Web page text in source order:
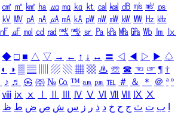
㎠ ㎡ ㎢ ㏊ ㎍ ㎎ ㎏ ㏏ ㎈ ㎉ ㏈ ㎧ ㎨ ㎰
㎸ ㎹ ㎀ ㎁ ㎂ ㎃ ㎄ ㎺ ㎻ ㎽ ㎾ ㎿ ㎐ ㎑
㎋ ㎌ ㏖ ㏅ ㎭ ㎮ ㎯ ㏛ ㎩ ㎪ ㎫ ㎬ ㏝ ㏐
㏓
◆ □ ■ △ ▽ → ← ↑ ↓ ↔ 〓 ◁ ◀ ▷ ▶ ♤
◐ ◑ ▒ ▤ ▨ ▧ ▦ ▩ ♨ ☏ ☎ ☜ ☞ ¶ †
♪ ♬ ㉿ ㈜ № ㏇ ™ ㏂ ㏘ ℡ ＃ ＆ ＊ ＠ ª º
ⅷ ⅸ ⅹ Ⅳ Ⅴ Ⅵ Ⅶ Ⅷ Ⅸ Ⅹ
ب ت ث ج ح خ د ذ ر ز س ش ص ض ط ظ